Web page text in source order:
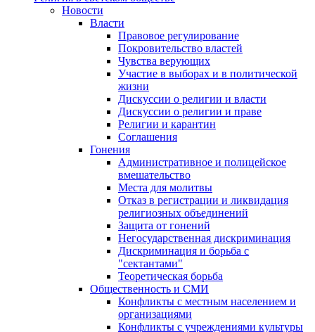
Новости
Власти
Правовое регулирование
Покровительство властей
Чувства верующих
Участие в выборах и в политической
жизни
Дискуссии о религии и власти
Дискуссии о религии и праве
Религии и карантин
Соглашения
Гонения
Административное и полицейское
вмешательство
Места для молитвы
Отказ в регистрации и ликвидация
религиозных объединений
Защита от гонений
Негосударственная дискриминация
Дискриминация и борьба с
"сектантами"
Теоретическая борьба
Общественность и СМИ
Конфликты с местным населением и
организациями
Конфликты с учреждениями культуры